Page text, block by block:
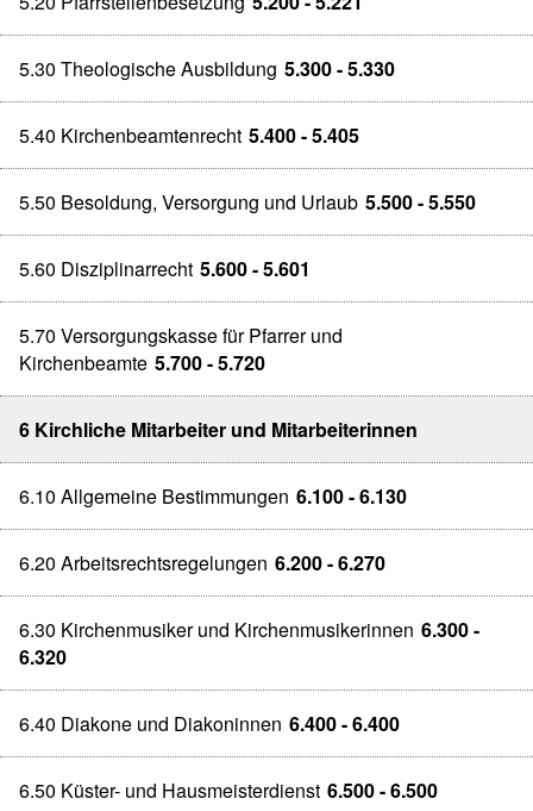
5.30 Theologische Ausbildung 5.300 - 5.330
5.40 Kirchenbeamtenrecht 5.400 - 5.405
5.50 Besoldung, Versorgung und Urlaub 5.500 - 5.550
5.60 Disziplinarrecht 5.600 - 5.601
5.70 Versorgungskasse für Pfarrer und
Kirchenbeamte 5.700 - 5.720
6 Kirchliche Mitarbeiter und Mitarbeiterinnen
6.10 Allgemeine Bestimmungen 6.100 - 6.130
6.20 Arbeitsrechtsregelungen 6.200 - 6.270
6.30 Kirchenmusiker und Kirchenmusikerinnen 6.300 -
6.320
6.40 Diakone und Diakoninnen 6.400 - 6.400
6.50 Küster- und Hausmeisterdienst 6.500 - 6.500